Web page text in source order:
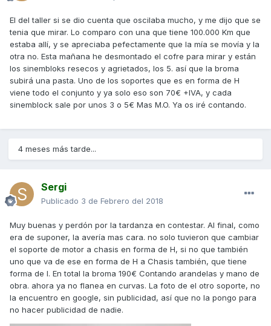
El del taller si se dio cuenta que oscilaba mucho, y me dijo que se
tenia que mirar. Lo comparo con una que tiene 100.000 Km que
estaba allí, y se apreciaba pefectamente que la mía se movía y la
otra no. Esta mañana he desmontado el cofre para mirar y están
los sinembloks resecos y agrietados, los 5. así que la broma
subirá una pasta. Uno de los soportes que es en forma de H
viene todo el conjunto y ya solo eso son 70€ +IVA, y cada
sinemblock sale por unos 3 o 5€ Mas M.O. Ya os iré contando.
4 meses más tarde...
Sergi
Publicado 3 de Febrero del 2018
Muy buenas y perdón por la tardanza en contestar. Al final, como
era de suponer, la avería mas cara. no solo tuvieron que cambiar
el soporte de motor a chasis en forma de H, si no que también
uno que va de ese en forma de H a Chasis también, que tiene
forma de I. En total la broma 190€ Contando arandelas y mano de
obra. ahora ya no flanea en curvas. La foto de el otro soporte, no
la encuentro en google, sin publicidad, así que no la pongo para
no hacer publicidad de nadie.